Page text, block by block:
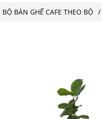
BỘ BÀN GHẾ CAFE THEO BỘ /